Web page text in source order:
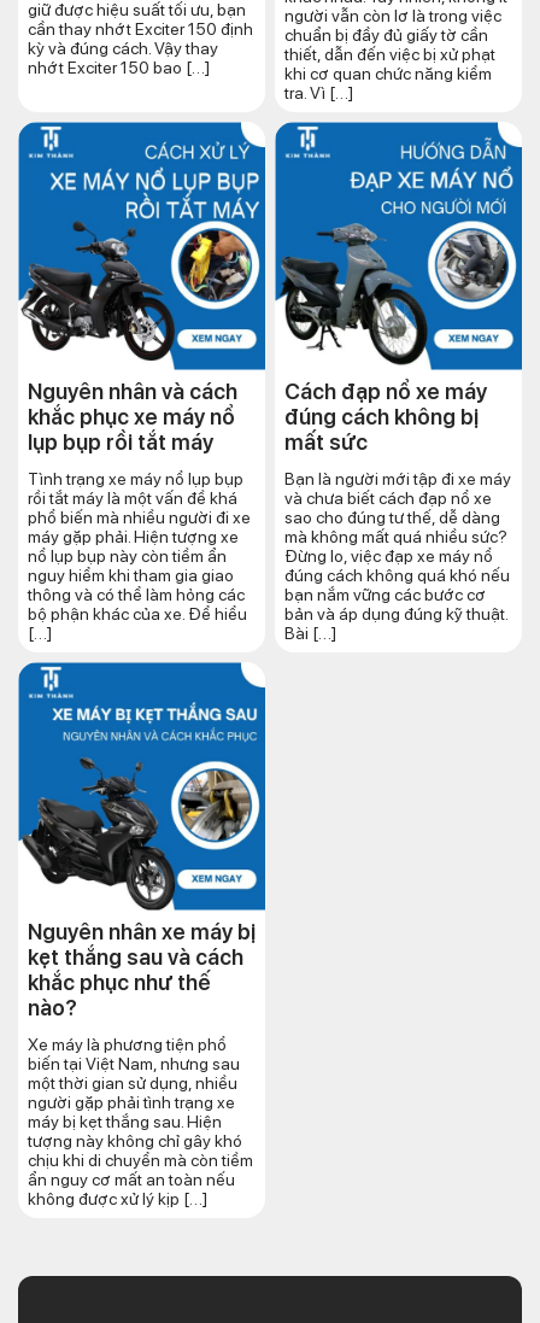
giữ được hiệu suất tối ưu, bạn
cần thay nhớt Exciter 150 định
kỳ và đúng cách. Vậy thay
nhớt Exciter 150 bao […]
người vẫn còn lơ là trong việc
chuẩn bị đầy đủ giấy tờ cần
thiết, dẫn đến việc bị xử phạt
khi cơ quan chức năng kiểm
tra. Vì […]
Nguyên nhân và cách
khắc phục xe máy nổ
lụp bụp rồi tắt máy
Tình trạng xe máy nổ lụp bụp
rồi tắt máy là một vấn đề khá
phổ biến mà nhiều người đi xe
máy gặp phải. Hiện tượng xe
nổ lụp bụp này còn tiềm ẩn
nguy hiểm khi tham gia giao
thông và có thể làm hỏng các
bộ phận khác của xe. Để hiểu
[…]
Cách đạp nổ xe máy
đúng cách​ không bị
mất sức
Bạn là người mới tập đi xe máy
và chưa biết cách đạp nổ xe
sao cho đúng tư thế, dễ dàng
mà không mất quá nhiều sức?
Đừng lo, việc đạp xe máy nổ
đúng cách không quá khó nếu
bạn nắm vững các bước cơ
bản và áp dụng đúng kỹ thuật.
Bài […]
Nguyên nhân xe máy bị
kẹt thắng sau và cách
khắc phục như thế
nào?
Xe máy là phương tiện phổ
biến tại Việt Nam, nhưng sau
một thời gian sử dụng, nhiều
người gặp phải tình trạng xe
máy bị kẹt thắng sau. Hiện
tượng này không chỉ gây khó
chịu khi di chuyển mà còn tiềm
ẩn nguy cơ mất an toàn nếu
không được xử lý kịp […]